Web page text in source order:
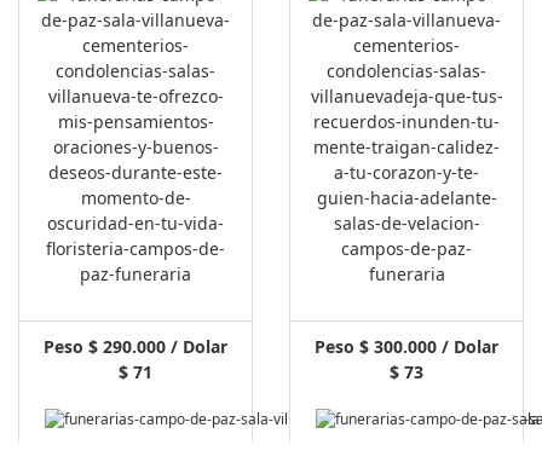
Peso $ 290.000 / Dolar
$ 71
Peso $ 300.000 / Dolar
$ 73